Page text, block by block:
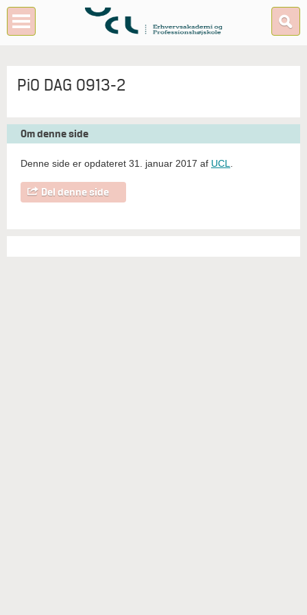
PiO DAG 0913-2
Om denne side
Denne side er opdateret 31. januar 2017 af UCL
Del denne side